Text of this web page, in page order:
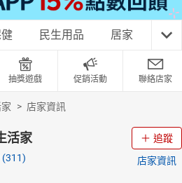
養生保健
親子玩具
民生用品 居家 3C
抽獎遊戲 促銷活動 聯絡店家
> 店家資訊
活家
(311)
追蹤
店家資訊